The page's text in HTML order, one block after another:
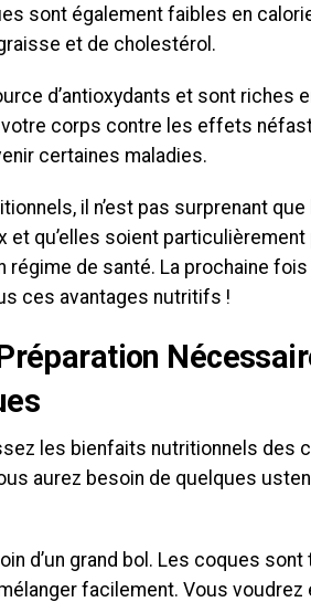
sont également faibles en
et de cholestérol.
d’antioxydants et sont riches
corps contre les effets
certaines maladies.
il n’est pas surprenant
et qu’elles soient
régime de santé. La prochaine
ces avantages nutritifs !
les bienfaits nutritionnels des
aurez besoin de quelques
d’un grand bol. Les coques
facilement. Vous voudrez